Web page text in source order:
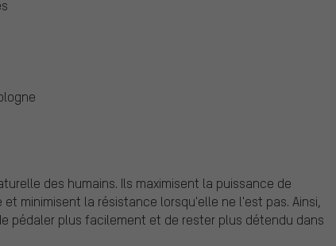
des humains. Ils maximisent la puissance de
minimisent la résistance lorsqu'elle ne l'est pas. Ainsi,
pédaler plus facilement et de rester plus détendu dans